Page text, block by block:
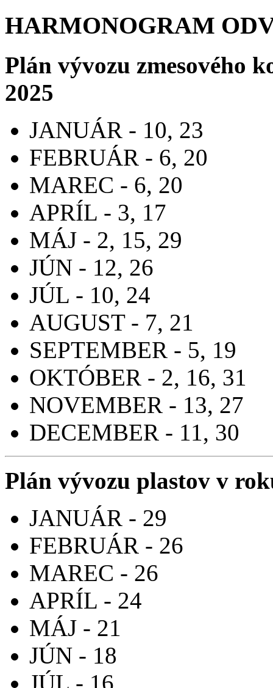
HARMONOGRAM
Plán vývozu zmesového
2025
JANUÁR - 10, 23
FEBRUÁR - 6, 20
MAREC - 6, 20
APRÍL - 3, 17
MÁJ - 2, 15, 29
JÚN - 12, 26
JÚL - 10, 24
AUGUST - 7, 21
SEPTEMBER - 5, 19
OKTÓBER - 2, 16, 31
NOVEMBER - 13, 27
DECEMBER - 11, 30
Plán vývozu plastov v
JANUÁR - 29
FEBRUÁR - 26
MAREC - 26
APRÍL - 24
MÁJ - 21
JÚN - 18
JÚL - 16